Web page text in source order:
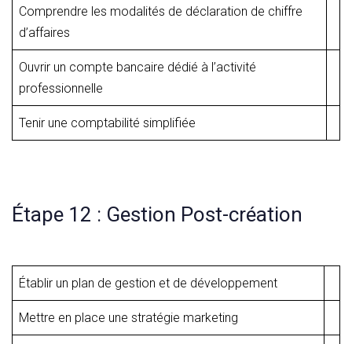
Comprendre les modalités de déclaration de chiffre
d’affaires
Ouvrir un compte bancaire dédié à l’activité
professionnelle
Tenir une comptabilité simplifiée
Étape 12 : Gestion Post-création
Établir un plan de gestion et de développement
Mettre en place une stratégie marketing